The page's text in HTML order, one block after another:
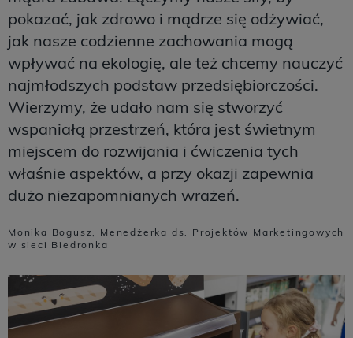
pokazać, jak zdrowo i mądrze się odżywiać,
jak nasze codzienne zachowania mogą
wpływać na ekologię, ale też chcemy nauczyć
najmłodszych podstaw przedsiębiorczości.
Wierzymy, że udało nam się stworzyć
wspaniałą przestrzeń, która jest świetnym
miejscem do rozwijania i ćwiczenia tych
właśnie aspektów, a przy okazji zapewnia
dużo niezapomnianych wrażeń.
Monika Bogusz, Menedżerka ds. Projektów Marketingowych
w sieci Biedronka